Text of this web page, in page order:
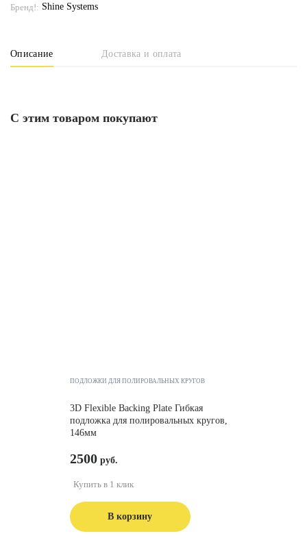
Бренд!: Shine Systems
Описание Доставка и оплата
С этим товаром покупают
ПОДЛОЖКИ ДЛЯ ПОЛИРОВАЛЬНЫХ КРУГОВ
3D Flexible Backing Plate Гибкая
подложка для полировальных кругов,
146мм
2500
В корзину
Купить в 1 клик